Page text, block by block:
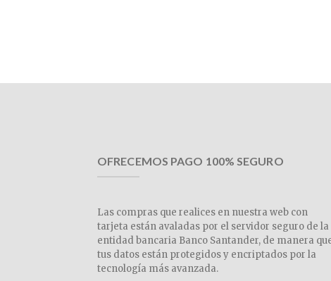
OFRECEMOS PAGO 100% SEGURO
Las compras que realices en nuestra web con
tarjeta están avaladas por el servidor seguro de la
entidad bancaria Banco Santander, de manera
tus datos están protegidos y encriptados por la
tecnología más avanzada.